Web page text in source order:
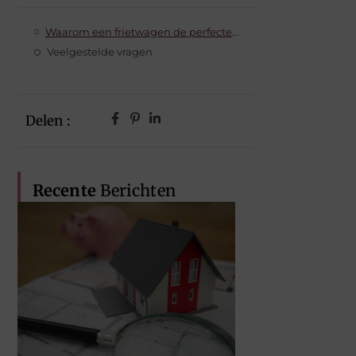
Veelgestelde vragen
Delen :
Recente Berichten